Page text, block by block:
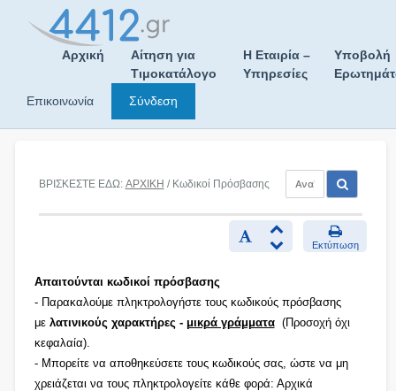
Αρχική
Αίτηση για
Τιμοκατάλογο
Η Εταιρία –
Υπηρεσίες
Υποβολή
Επικοινωνία
Σύνδεση
ΒΡΙΣΚΕΣΤΕ ΕΔΩ: ΑΡΧΙΚΗ / Κωδικοί Πρόσβασης
Εκτύπωση
Απαιτούνται κωδικοί πρόσβασης
- Παρακαλούμε πληκτρολογήστε τους κωδικούς πρόσβασης
με λατινικούς χαρακτήρες - μικρά γράμματα(Προσοχή όχι
κεφαλαία).
- Μπορείτε να αποθηκεύσετε τους κωδικούς σας, ώστε να μη
χρειάζεται να τους πληκτρολογείτε κάθε φορά: Αρχικά